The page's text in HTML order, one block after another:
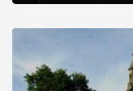
легенд
скорее всего,
«борщевик», листья
употребляют ко
салатам и т.д.